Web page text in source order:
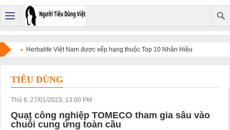
Herbalife Việt Nam được xếp hạng thuộc Top 10 Nhãn Hiệu
Nổi Tiếng Việt Nam năm 2026.
TIÊU DÙNG
Thứ 6, 27/01/2023, 13:00 PM
Quạt công nghiệp TOMECO tham gia sâu vào
chuỗi cung ứng toàn cầu